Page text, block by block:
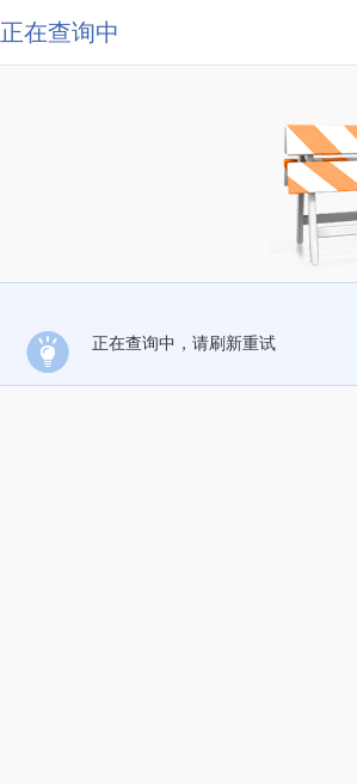
正在查询中
正在查询中，请刷新重试